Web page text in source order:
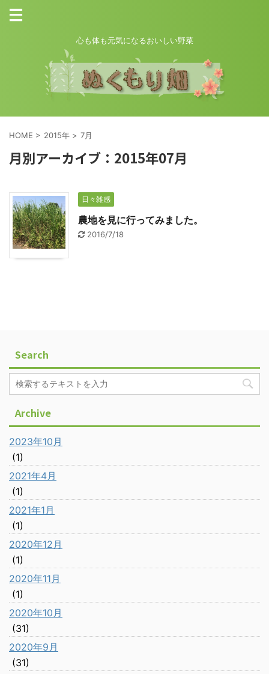
心も体も元気になるおいしい野菜
HOME > 2015年 > 7月
月別アーカイブ：2015年07月
日々雑感
農地を見に行ってみました。
2016/7/18
Search
Archive
2023年10月
(1)
2021年4月
(1)
2021年1月
(1)
2020年12月
(1)
2020年11月
(1)
2020年10月
(31)
2020年9月
(31)